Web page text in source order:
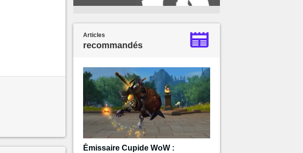
Articles
recommandés
Émissaire Cupide WoW :